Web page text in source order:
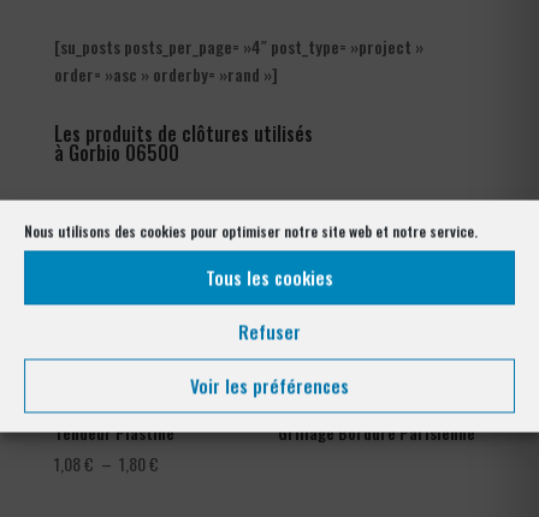
Nous utilisons des cookies pour optimiser notre site web et notre service.
Tous les cookies
Refuser
Voir les préférences
[su_posts posts_per_page= »4″ post_type= »project »
order= »asc » orderby= »rand »]
Les produits de clôtures utilisés
à Gorbio 06500
Tendeur Plastifié
1,08€ – 1,80€Plage
Grillage Bordure Parisienne